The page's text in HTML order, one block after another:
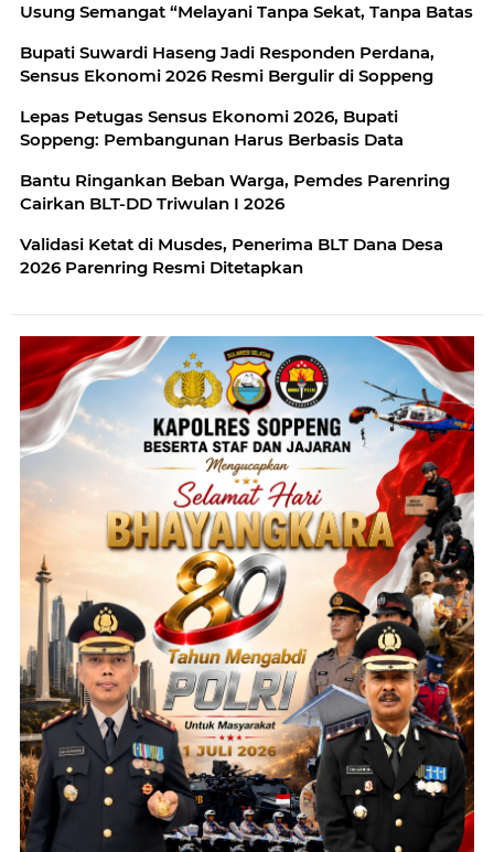
Usung Semangat “Melayani Tanpa Sekat, Tanpa Batas
Bupati Suwardi Haseng Jadi Responden Perdana,
Sensus Ekonomi 2026 Resmi Bergulir di Soppeng
Lepas Petugas Sensus Ekonomi 2026, Bupati
Soppeng: Pembangunan Harus Berbasis Data
Bantu Ringankan Beban Warga, Pemdes Parenring
Cairkan BLT-DD Triwulan I 2026
Validasi Ketat di Musdes, Penerima BLT Dana Desa
2026 Parenring Resmi Ditetapkan